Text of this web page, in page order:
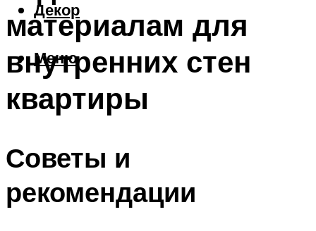
Декор
Меню
материалам для
внутренних стен
квартиры
Советы и
рекомендации